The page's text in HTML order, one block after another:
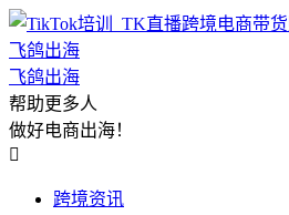
飞鸽出海
帮助更多人
做好电商出海！

跨境资讯